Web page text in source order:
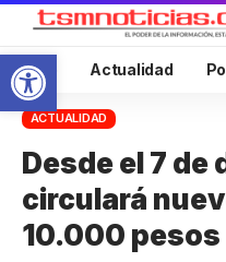
Abrir barra de herramientas
Inicio Actualidad
ACTUALIDAD
Desde el 7 de
circulará
10.000 pesos